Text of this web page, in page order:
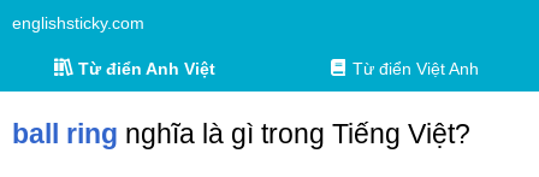
englishsticky.com
Từ điển Anh Việt Từ điển Việt Anh
ball ring nghĩa là gì trong Tiếng Việt?